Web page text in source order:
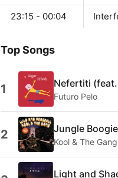
23:15 - 00:04
Top Songs
1 Nefertiti
Futuro Pelo
2 Jungle Boogie
Kool & The Gang
Light and